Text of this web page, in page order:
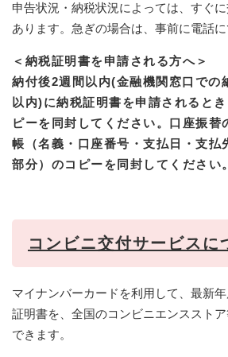
申告状況・納税状況によっては、すぐ
あります。急ぎの場合は、事前に電話に
＜納税証明書を申請される方へ＞
納付後2週間以内(金融機関窓口での
以内)に納税証明書を申請されると
ピーを同封してください。口座振替
帳（名義・口座番号・支払日・支払
部分）のコピーを同封してください。
コンビニ交付サービスに
マイナンバーカードを利用して、最新年
証明書を、全国のコンビニエンススト
できます。